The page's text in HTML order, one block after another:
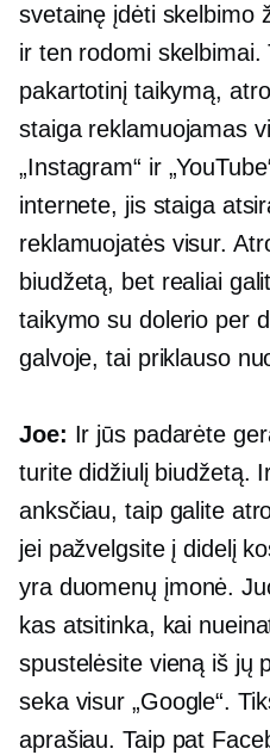
svetainę įdėti skelbimo
ir ten rodomi skelbimai.
pakartotinį taikymą,
staiga reklamuojamas
„Instagram“ ir
internete, jis staiga
reklamuojatės visur.
biudžetą, bet realiai
taikymo su dolerio per
galvoje, tai priklauso
Joe: Ir jūs padarėte
turite didžiulį biudžetą.
anksčiau, taip galite
jei pažvelgsite į didelį
yra duomenų įmonė.
kas atsitinka, kai
spustelėsite vieną iš jų
seka visur „Google“.
aprašiau. Taip pat